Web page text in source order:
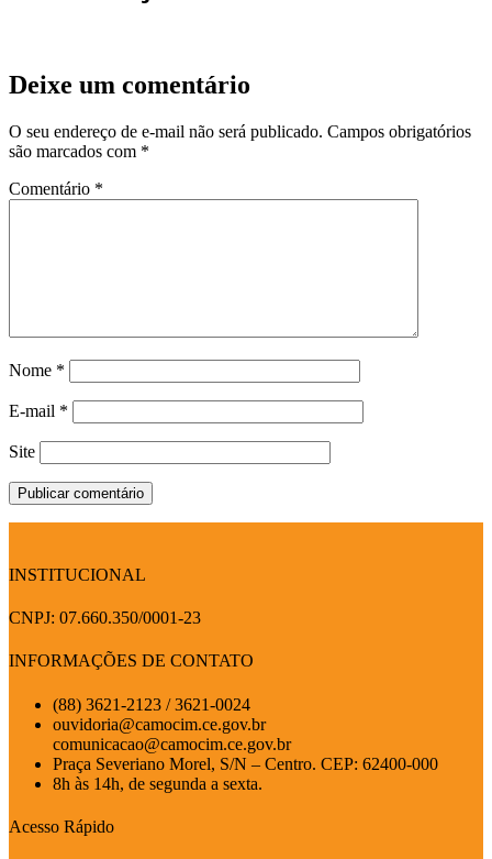
Deixe um comentário
O seu endereço de e-mail não será publicado. Campos obrigatórios
são marcados com *
Comentário *
Nome *
E-mail *
Site
INSTITUCIONAL
CNPJ: 07.660.350/0001-23
INFORMAÇÕES DE CONTATO
(88) 3621-2123 / 3621-0024
ouvidoria@camocim.ce.gov.br
comunicacao@camocim.ce.gov.br
Praça Severiano Morel, S/N – Centro. CEP: 62400-000
8h às 14h, de segunda a sexta.
Acesso Rápido